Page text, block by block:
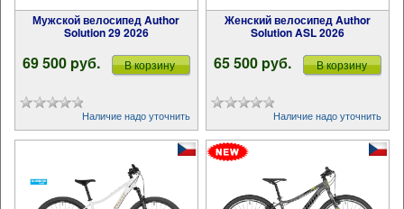
Мужской велосипед Author
Solution 29 2026
69 500 pуб. В корзину
Наличие надо уточнить
Женский велосипед Author
Solution ASL 2026
65 500 pуб. В корзину
Наличие надо уточнить